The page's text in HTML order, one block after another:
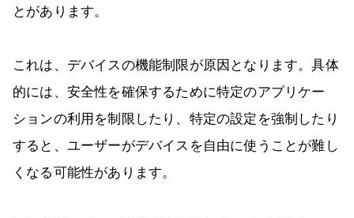
とがあります。
これは、デバイスの機能制限が原因となります。具体
的には、安全性を確保するために特定のアプリケー
ションの利用を制限したり、特定の設定を強制したり
すると、ユーザーがデバイスを自由に使うことが難し
くなる可能性があります。